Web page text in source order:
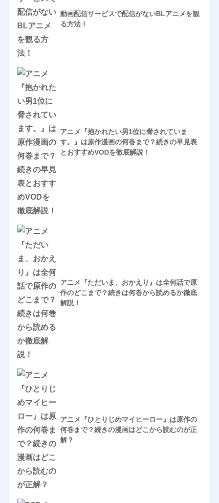
動画配信サービスで配信がないBLアニメを観
る方法！
アニメ『抱かれたい男1位に脅されていま
す。』は原作漫画の何巻まで？続きの早見表
とおすすめVODを徹底解説！
アニメ『ただいま、おかえり』は全何話で原
作のどこまで？続きは何巻から読めるか徹底
解説！
アニメ『ひとりじめマイヒーロー』は原作の
何巻まで？続きの漫画はどこから読むのが正
解？